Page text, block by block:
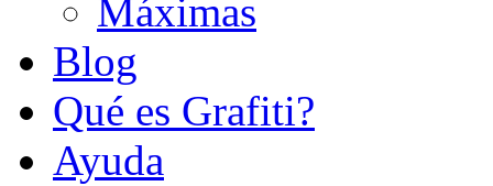
Máximas
Blog
Qué es Grafiti?
Ayuda